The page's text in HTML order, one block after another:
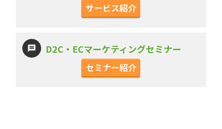
サービス紹介
D2C・ECマーケティングセミナー
セミナー紹介